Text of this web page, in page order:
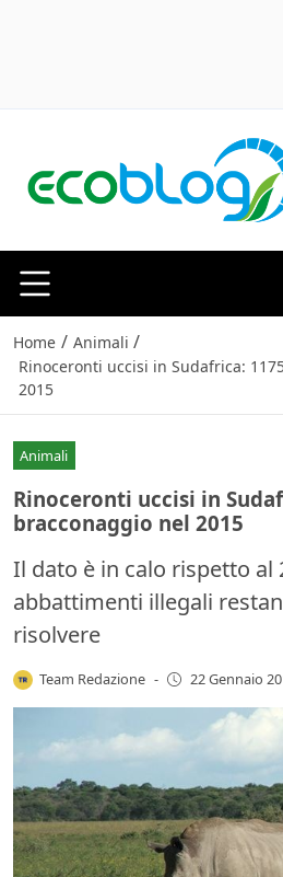
Home / Animali /
Rinoceronti uccisi in Sudafrica:
2015
Animali
Rinoceronti uccisi in
bracconaggio nel 2015
Il dato è in calo rispetto al
abbattimenti illegali
risolvere
Team Redazione - 22 Gennaio